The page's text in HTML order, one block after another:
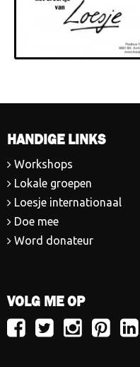
HANDIGE LINKS
Workshops
Lokale groepen
Loesje internationaal
Doe mee
Word donateur
VOLG ME OP
VolgVolgVolgVolg